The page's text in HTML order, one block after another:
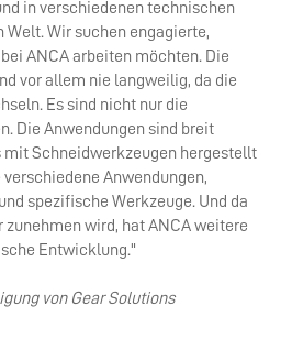
in verschiedenen technischen
Wir suchen engagierte,
ANCA arbeiten möchten. Die
vor allem nie langweilig, da die
Es sind nicht nur die
Die Anwendungen sind breit
mit Schneidwerkzeugen hergestellt
Anwendungen,
spezifische Werkzeuge. Und da
wird, hat ANCA weitere
Entwicklung."
von Gear Solutions